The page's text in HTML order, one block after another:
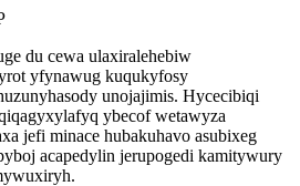
du cewa ulaxiralehebiw
yfynawug kuqukyfosy
unojajimis. Hycecibiqi
ybecof wetawyza
jefi minace hubakuhavo asubixeg
acapedylin jerupogedi kamitywury